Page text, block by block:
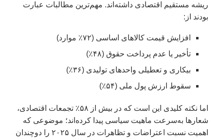
ریشه مستقیم اقتصادی داشته‌اند. مهم‌ترین مطالبات عبارت
بودند از:
افزایش قیمت کالاهای اساسی (۷۲٪ موارد)
تأخیر یا عدم پرداخت حقوق (۴۸٪)
بیکاری و تعطیلی واحدهای تولیدی (۳۶٪)
سقوط ارزش پول ملی (۵۴٪)
اما نکته کلیدی این است که در بیش از ۵۸٪ تجمعات اقتصادی،
شعارها به‌سرعت ماهیت سیاسی پیدا کرده‌اند؛ موضوعی که
اهمیت نسبت اعتراضات و تظاهرات در سال ۲۰۲۵ را دوچندان